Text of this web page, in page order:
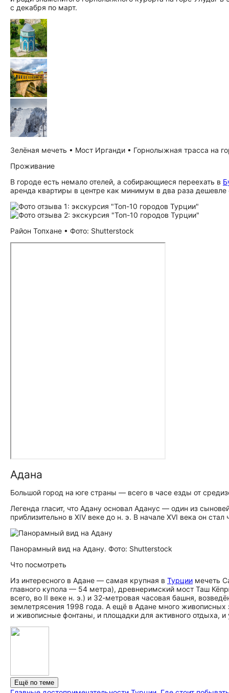
с декабря по март.
Зелёная мечеть • Мост Ирганди • Горнолыжная трасса на
Проживание
В городе есть немало отелей, а собирающиеся переехать в
аренда квартиры в центре как минимум в два раза
Район Топхане • Фото: Shutterstock
Адана
Большой город на юге страны — всего в часе езды от
Легенда гласит, что Адану основал Аданус — один из
приблизительно в XIV веке до н. э. В начале ХVI века он
Панорамный вид на Адану. Фото: Shutterstock
Что посмотреть
Из интересного в Адане — самая крупная в Турции мечеть
главного купола — 54 метра), древнеримский мост Таш
всего, во II веке н. э.) и 32-метровая часовая башня,
землетрясения 1998 года. А ещё в Адане много живописных
и живописные фонтаны, и площадки для активного отдыха, и
Ещё по теме